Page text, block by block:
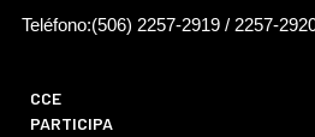
Teléfono:(506) 2257-2919 / 2257-
CCE
PARTICIPA